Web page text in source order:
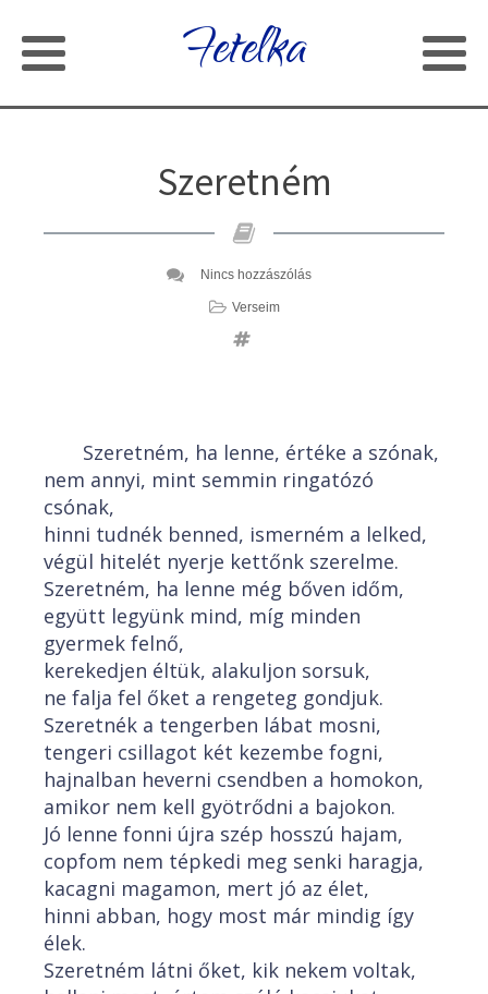
Fetelka
Szeretném
Nincs hozzászólás
Verseim
Szeretném, ha lenne, értéke a szónak,
nem annyi, mint semmin ringatózó
csónak,
hinni tudnék benned, ismerném a lelked,
végül hitelét nyerje kettőnk szerelme.
Szeretném, ha lenne még bőven időm,
együtt legyünk mind, míg minden
gyermek felnő,
kerekedjen éltük, alakuljon sorsuk,
ne falja fel őket a rengeteg gondjuk.
Szeretnék a tengerben lábat mosni,
tengeri csillagot két kezembe fogni,
hajnalban heverni csendben a homokon,
amikor nem kell gyötrődni a bajokon.
Jó lenne fonni újra szép hosszú hajam,
copfom nem tépkedi meg senki haragja,
kacagni magamon, mert jó az élet,
hinni abban, hogy most már mindig így
élek.
Szeretném látni őket, kik nekem voltak,